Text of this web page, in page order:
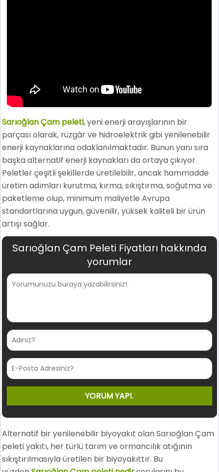
Sarıoğlan Çam peleti, yeni enerji arayışlarının bir
parçası olarak, rüzgâr ve hidroelektrik gibi yenilenebilir
enerji kaynaklarına odaklanılmaktadır. Bunun yanı sıra
başka alternatif enerji kaynakları da ortaya çıkıyor.
Peletler çeşitli şekillerde üretilebilir, ancak hammadde
üretim adımları kurutma, kırma, sıkıştırma, soğutma ve
paketleme olup, minimum maliyetle Avrupa
standartlarına uygun, güvenilir, yüksek kaliteli bir ürün
artışı sağlar.
Sarıoğlan Çam Peleti Fiyatları hakkında
yorumlar
Alternatif bir yenilenebilir biyoyakıt olan Sarıoğlan Çam
peleti yakıtı, her türlü tarım ve ormancılık atığının
sıkıştırılmasıyla üretilen bir biyoyakıttır. Bu